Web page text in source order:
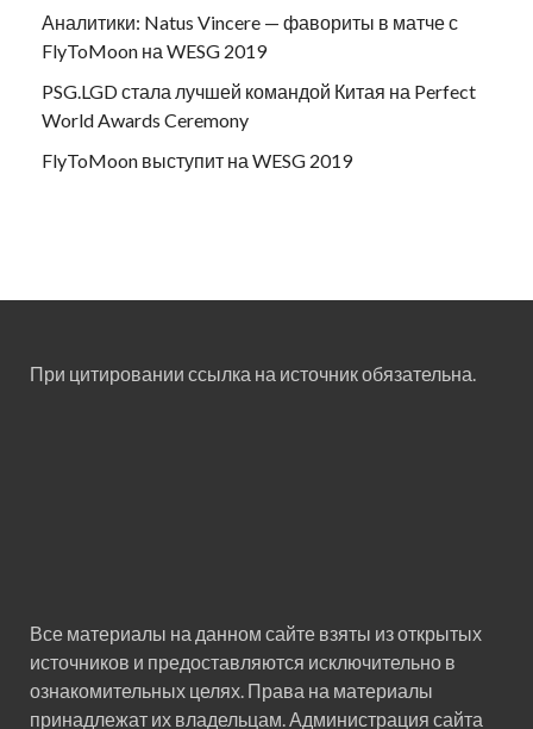
Аналитики: Natus Vincere — фавориты в матче с
FlyToMoon на WESG 2019
PSG.LGD стала лучшей командой Китая на Perfect
World Awards Ceremony
FlyToMoon выступит на WESG 2019
При цитировании ссылка на источник обязательна.
Все материалы на данном сайте взяты из открытых
источников и предоставляются исключительно в
ознакомительных целях. Права на материалы
принадлежат их владельцам. Администрация сайта